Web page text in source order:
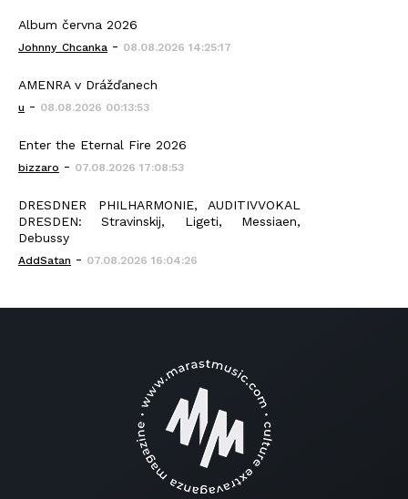
Album června 2026
Johnny_Chcanka - 08.08.2026 14:25:17
AMENRA v Drážďanech
u - 08.08.2026 00:13:53
Enter the Eternal Fire 2026
bizzaro - 07.08.2026 17:08:53
DRESDNER PHILHARMONIE, AUDITIVVOKAL
DRESDEN: Stravinskij, Ligeti, Messiaen,
Debussy
AddSatan - 07.08.2026 16:04:26